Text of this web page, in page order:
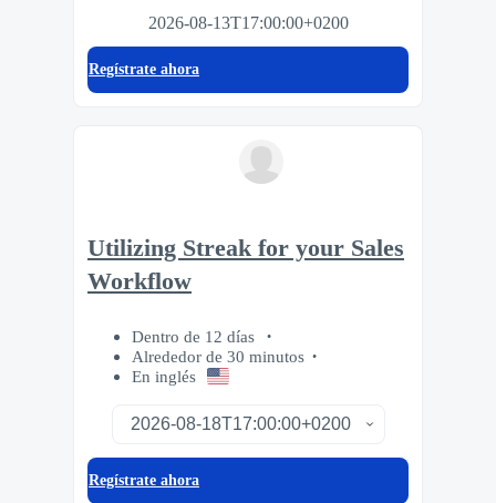
2026-08-13T17:00:00+0200
Regístrate ahora
Utilizing Streak for your Sales
Workflow
Dentro de 12 días
Alrededor de 30 minutos
En inglés
Regístrate ahora